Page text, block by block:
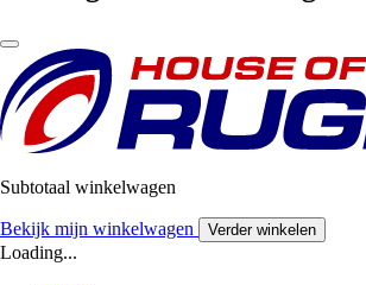
Subtotaal winkelwagen
Bekijk mijn winkelwagen Verder winkelen
Loading...